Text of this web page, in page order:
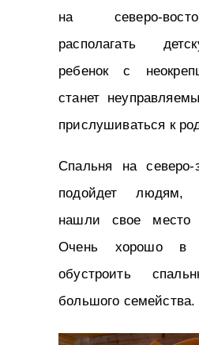
на северо-
располагать
ребенок с
станет
прислушиваться к
Спальня на северо-
подойдет людям,
нашли свое место
Очень хорошо в
обустроить
большого семейства.